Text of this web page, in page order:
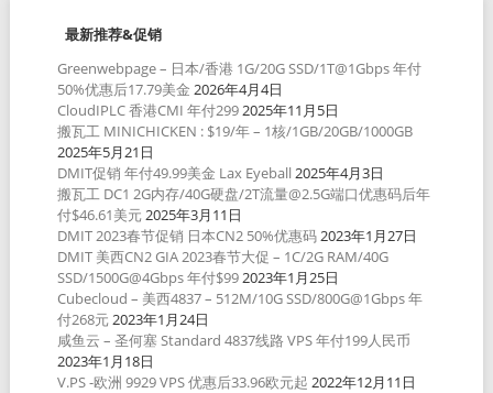
最新推荐&促销
Greenwebpage – 日本/香港 1G/20G SSD/1T@1Gbps 年付
50%优惠后17.79美金 2026年4月4日
CloudIPLC 香港CMI 年付2992025年11月5日
搬瓦工 MINICHICKEN : $19/年 – 1核/1GB/20GB/1000GB
2025年5月21日
DMIT促销 年付49.99美金 Lax Eyeball 2025年4月3日
搬瓦工 DC1 2G内存/40G硬盘/2T流量@2.5G端口优惠码后年
付$46.61美元2025年3月11日
DMIT 2023春节促销 日本CN2 50%优惠码2023年1月27日
DMIT 美西CN2 GIA 2023春节大促 – 1C/2G RAM/40G
SSD/1500G@4Gbps 年付$992023年1月25日
Cubecloud – 美西4837 – 512M/10G SSD/800G@1Gbps 年
付268元2023年1月24日
咸鱼云 – 圣何塞 Standard 4837线路 VPS 年付199人民币
2023年1月18日
V.PS -欧洲 9929 VPS 优惠后33.96欧元起 2022年12月11日